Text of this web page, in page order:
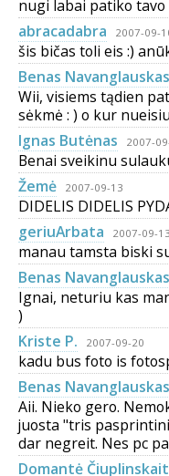
nugi labai patiko
abracadabra
2007-09-
šis bičas toli eis :)
Benas Navanglauskas
Wii, visiems tądien
sėkmė : ) o kur
Ignas Butėnas
2007-
Benai sveikinu
Žemė
2007-09-13
DIDELIS DIDELIS
geriuArbata
2007-09-13
manau tamsta biski
Benas Navanglauskas
Ignai, neturiu kas
)
Kriste P.
2007-09-20
kadu bus foto is
Benas Navanglauskas
Aii. Nieko gero.
juosta "tris
dar negreit. Nes pc
Domantė